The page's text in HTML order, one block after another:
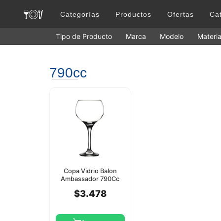
Categorías Productos Ofertas
Tipo de Producto Marca Modelo
790cc
Copa Vidrio Balon
Ambassador 790Cc
$3.478